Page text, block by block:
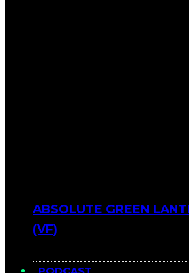
ABSOLUTE GREEN
(VF)
PODCAST